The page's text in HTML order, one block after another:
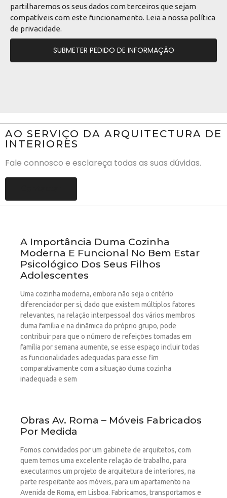
partilharemos os seus dados com terceiros que sejam
compatíveis com este funcionamento. Leia a nossa política
de privacidade
SUBMETER PEDIDO DE INFORMAÇÃO
AO SERVIÇO DA ARQUITECTURA DE
INTERIORES
Fale connosco e esclareça todas as suas dúvidas.
A Importância Duma Cozinha
Moderna E Funcional No Bem Estar
Psicológico Dos Seus Filhos
Adolescentes
Uma cozinha moderna, embora não seja o critério
diferenciador per si, dado que existem múltiplos fatores
relevantes, na relação interpessoal dos vários membros
duma família e na dinâmica do próprio grupo, pode
contribuir para que o número de refeições tomadas em
família por semana aumente, se esse espaço incluir todas
as funcionalidades adequadas para esse fim
comparativamente com a situação duma cozinha
inadequada e sem
Obras Av. Roma – Móveis Fabricados
Por Medida
Fomos convidados por um gabinete de arquitetos, com
quem temos uma excelente relação de trabalho, para
executarmos um projeto de arquitetura de interiores, na
parte respeitante aos móveis, para um apartamento na
Avenida de Roma, em Lisboa. Fabricamos, transportamos e